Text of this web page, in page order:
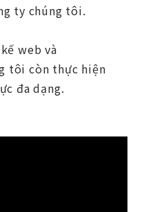
ty chúng tôi.
web và
tôi còn thực hiện
đa dạng.